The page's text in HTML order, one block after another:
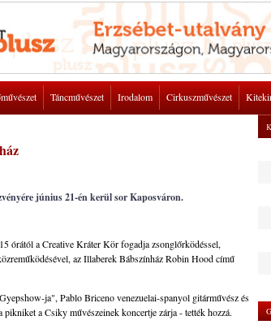
Táncművészet Irodalom Cirkuszművészet
június 21-én kerül sor Kaposváron.
órától a Creative Kráter Kör fogadja zsonglőrködéssel,
az Illaberek Bábszínház Robin Hood című
ja", Pablo Briceno venezuelai-spanyol gitárművész és
a Csiky művészeinek koncertje zárja - tették hozzá.